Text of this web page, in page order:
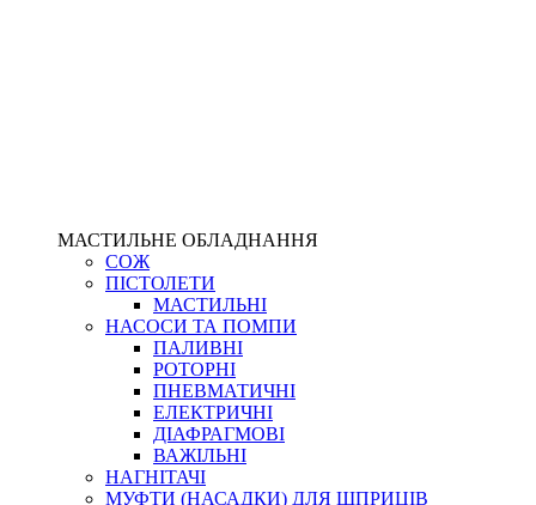
МАСТИЛЬНЕ ОБЛАДНАННЯ
СОЖ
ПІСТОЛЕТИ
МАСТИЛЬНІ
НАСОСИ ТА ПОМПИ
ПАЛИВНІ
РОТОРНІ
ПНЕВМАТИЧНІ
ЕЛЕКТРИЧНІ
ДІАФРАГМОВІ
ВАЖІЛЬНІ
НАГНІТАЧІ
МУФТИ (НАСАДКИ) ДЛЯ ШПРИЦІВ